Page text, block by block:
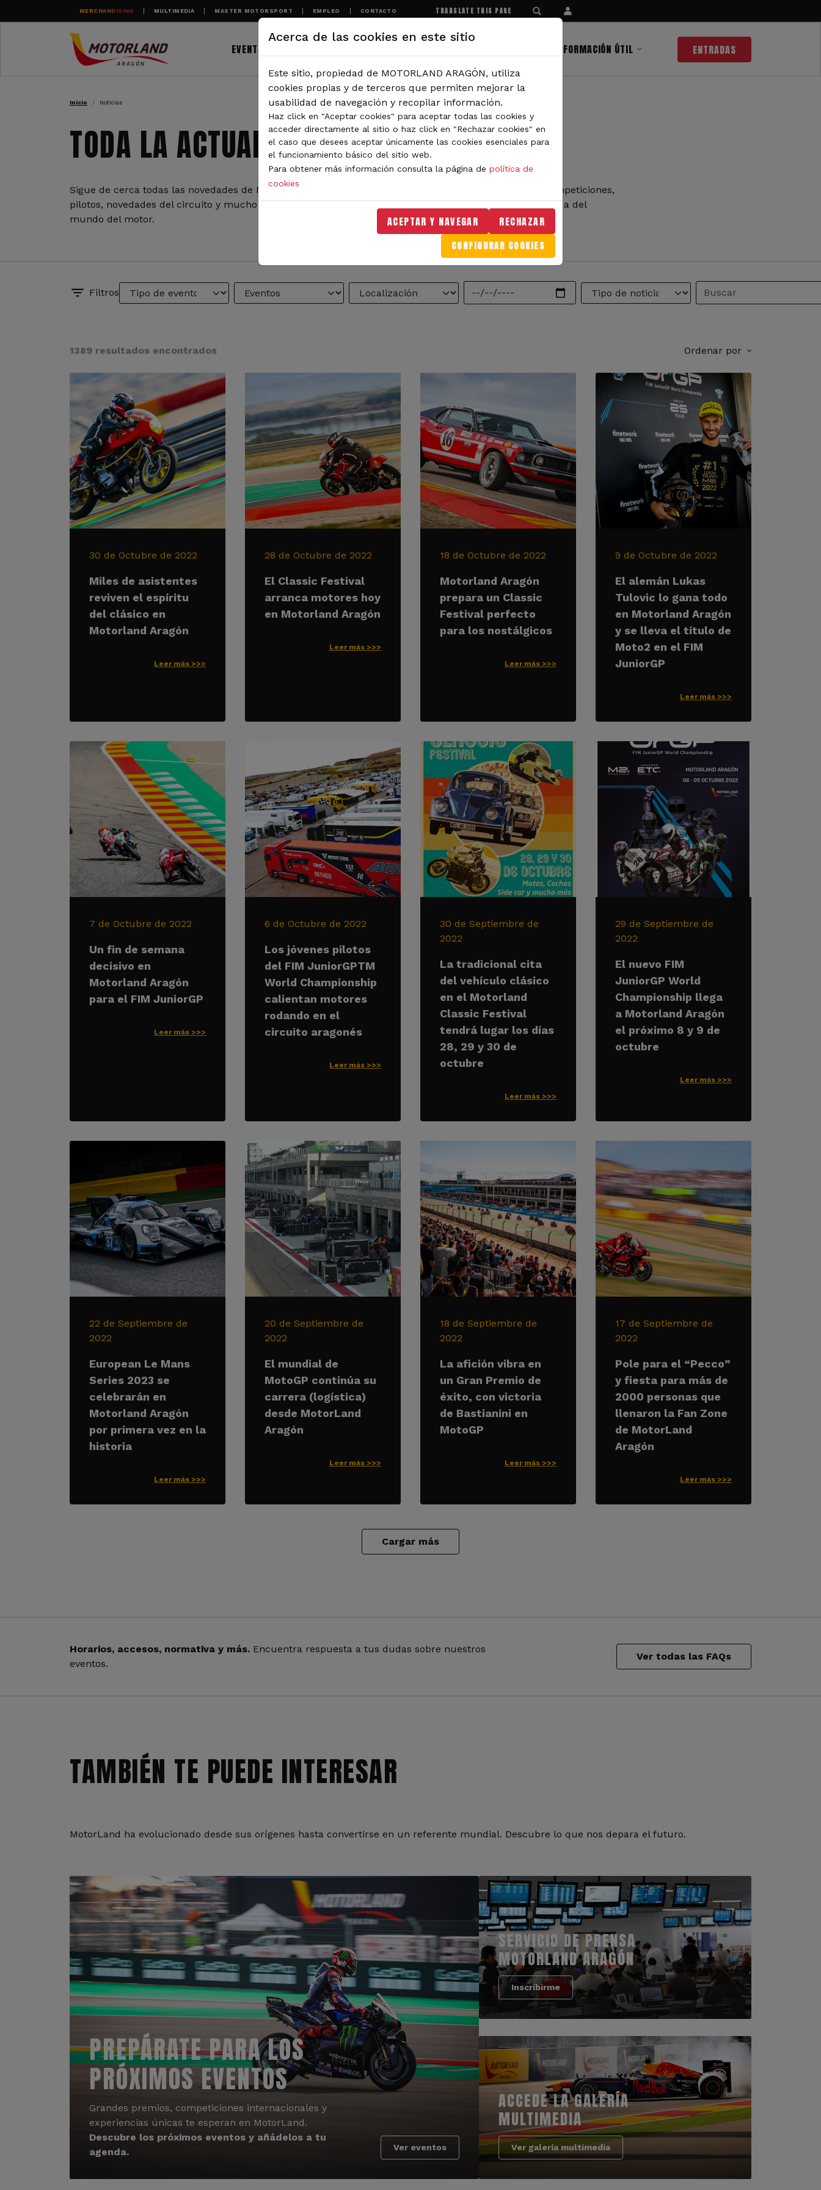
Pasar al contenido principal
MERCHANDISING MULTIMEDIA MASTER MOTORSPORT EMPLEO CONTACTO TRANSLATE THIS PAGE
EVENTOS INFORMACIÓN ÚTIL ENTRADAS
RUTA DE NAVEGACIÓN
Inicio Noticias
TODA LA ACTUALIDAD DE MOTORLAND
Sigue de cerca todas las novedades de MotorLand Aragón. Aquí encontrarás noticias sobre eventos, competiciones,
pilotos, novedades del circuito y mucho más. Filtra por categoría o tipo de contenido y no te pierdas nada del
mundo del motor.
Filtros
1389 resultados encontrados Ordenar por
30 de Octubre de 2022
Miles de asistentes
reviven el espíritu
del clásico en
Motorland Aragón
Leer más >>>
28 de Octubre de 2022
El Classic Festival
arranca motores hoy
en Motorland Aragón
Leer más >>>
18 de Octubre de 2022
Motorland Aragón
prepara un Classic
Festival perfecto
para los nostálgicos
Leer más >>>
9 de Octubre de 2022
El alemán Lukas
Tulovic lo gana todo
en Motorland Aragón
y se lleva el título de
Moto2 en el FIM
JuniorGP
Leer más >>>
7 de Octubre de 2022
Un fin de semana
decisivo en
Motorland Aragón
para el FIM JuniorGP
Leer más >>>
6 de Octubre de 2022
Los jóvenes pilotos
del FIM JuniorGPTM
World Championship
calientan motores
rodando en el
circuito aragonés
Leer más >>>
30 de Septiembre de
2022
La tradicional cita
del vehículo clásico
en el Motorland
Classic Festival
tendrá lugar los días
28, 29 y 30 de
octubre
Leer más >>>
29 de Septiembre de
2022
El nuevo FIM
JuniorGP World
Championship llega
a Motorland Aragón
el próximo 8 y 9 de
octubre
Leer más >>>
22 de Septiembre de
2022
European Le Mans
Series 2023 se
celebrarán en
Motorland Aragón
por primera vez en la
historia
Leer más >>>
20 de Septiembre de
2022
El mundial de
MotoGP continúa su
carrera (logística)
desde MotorLand
Aragón
Leer más >>>
18 de Septiembre de
2022
La afición vibra en
un Gran Premio de
éxito, con victoria
de Bastianini en
MotoGP
Leer más >>>
17 de Septiembre de
2022
Pole para el “Pecco”
y fiesta para más de
2000 personas que
llenaron la Fan Zone
de MotorLand
Aragón
Leer más >>>
Cargar más
Horarios, accesos, normativa y más. Encuentra respuesta a tus dudas sobre nuestros
eventos.
Ver todas las FAQs
TAMBIÉN TE PUEDE INTERESAR
MotorLand ha evolucionado desde sus orígenes hasta convertirse en un referente mundial. Descubre lo que nos depara el futuro.
PREPÁRATE PARA LOS
PRÓXIMOS EVENTOS
Grandes premios, competiciones internacionales y
experiencias únicas te esperan en MotorLand.
Descubre los próximos eventos y añádelos a tu
agenda.
Ver eventos
SERVICIO DE PRENSA
MOTORLAND ARAGÓN
Inscribirme
ACCEDE LA GALERÍA
MULTIMEDIA
Ver galería multimedia
Acerca de las cookies en este sitio
Este sitio, propiedad de MOTORLAND ARAGÓN, utiliza
cookies propias y de terceros que permiten mejorar la
usabilidad de navegación y recopilar información.
Haz click en "Aceptar cookies" para aceptar todas las cookies y
acceder directamente al sitio o haz click en "Rechazar cookies" en
el caso que desees aceptar únicamente las cookies esenciales para
el funcionamiento básico del sitio web.
Para obtener más información consulta la página de política de
cookies
ACEPTAR Y NAVEGAR RECHAZAR
CONFIGURAR COOKIES